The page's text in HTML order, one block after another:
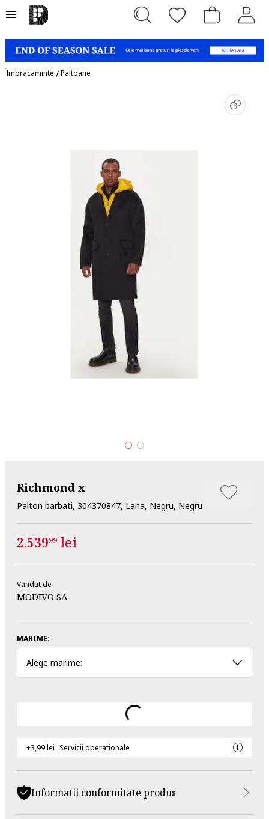
Imbracaminte /Paltoane
Richmond x
Palton barbati, 304370847, Lana, Negru, Negru
2.53999 lei
Vandut de
MODIVO SA
MARIME:
Alege marime:
+3,99 lei Servicii operationale
Informatii conformitate produs